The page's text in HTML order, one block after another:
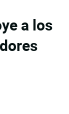
a los